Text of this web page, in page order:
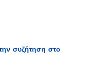
συζήτηση στο